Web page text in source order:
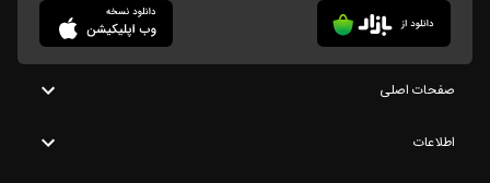
صفحات اصلی
اطلاعات